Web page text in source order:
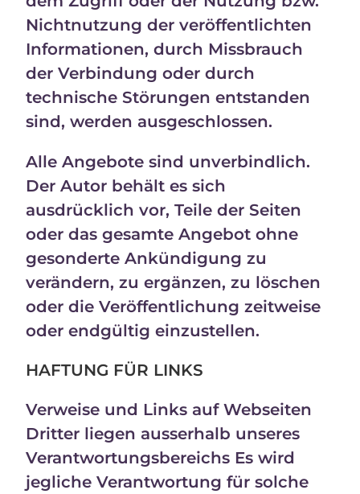
Nichtnutzung der veröffentlichten
Informationen, durch Missbrauch
der Verbindung oder durch
technische Störungen entstanden
sind, werden ausgeschlossen.
Alle Angebote sind unverbindlich.
Der Autor behält es sich
ausdrücklich vor, Teile der Seiten
oder das gesamte Angebot ohne
gesonderte Ankündigung zu
verändern, zu ergänzen, zu löschen
oder die Veröffentlichung zeitweise
oder endgültig einzustellen.
HAFTUNG FÜR LINKS
Verweise und Links auf Webseiten
Dritter liegen ausserhalb unseres
Verantwortungsbereichs Es wird
jegliche Verantwortung für solche